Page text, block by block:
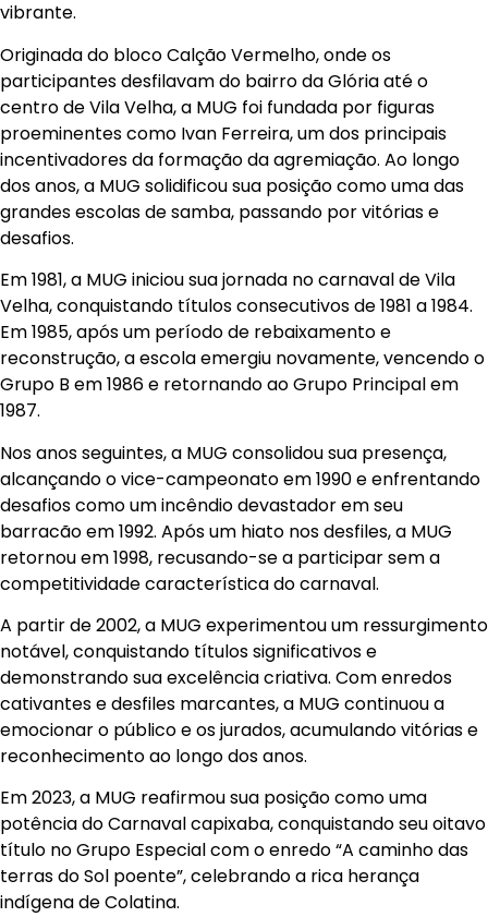
vibrante.
Originada do bloco Calção Vermelho, onde os
participantes desfilavam do bairro da Glória até o
centro de Vila Velha, a MUG foi fundada por figuras
proeminentes como Ivan Ferreira, um dos principais
incentivadores da formação da agremiação. Ao longo
dos anos, a MUG solidificou sua posição como uma das
grandes escolas de samba, passando por vitórias e
desafios.
Em 1981, a MUG iniciou sua jornada no carnaval de Vila
Velha, conquistando títulos consecutivos de 1981 a 1984.
Em 1985, após um período de rebaixamento e
reconstrução, a escola emergiu novamente, vencendo o
Grupo B em 1986 e retornando ao Grupo Principal em
1987.
Nos anos seguintes, a MUG consolidou sua presença,
alcançando o vice-campeonato em 1990 e enfrentando
desafios como um incêndio devastador em seu
barracão em 1992. Após um hiato nos desfiles, a MUG
retornou em 1998, recusando-se a participar sem a
competitividade característica do carnaval.
A partir de 2002, a MUG experimentou um ressurgimento
notável, conquistando títulos significativos e
demonstrando sua excelência criativa. Com enredos
cativantes e desfiles marcantes, a MUG continuou a
emocionar o público e os jurados, acumulando vitórias e
reconhecimento ao longo dos anos.
Em 2023, a MUG reafirmou sua posição como uma
potência do Carnaval capixaba, conquistando seu oitavo
título no Grupo Especial com o enredo “A caminho das
terras do Sol poente”, celebrando a rica herança
indígena de Colatina.